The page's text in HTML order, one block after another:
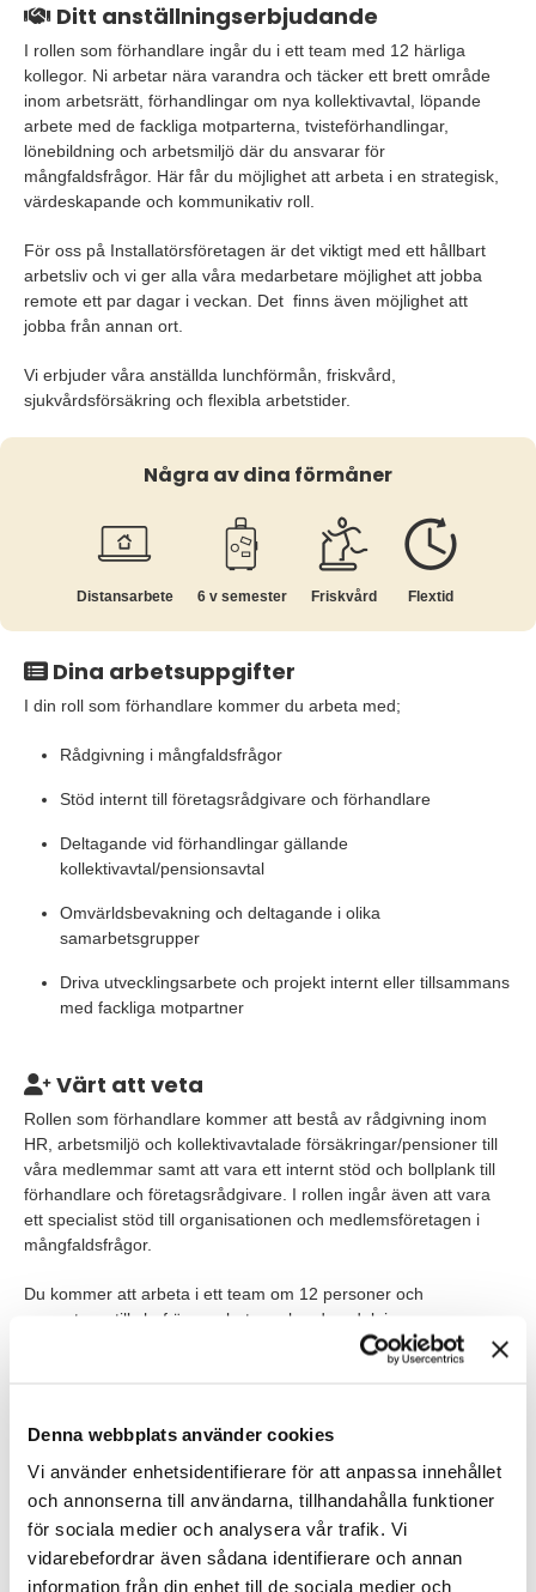
Denna webbplats använder cookies
Vi använder enhetsidentifierare för att anpassa innehållet
och annonserna till användarna, tillhandahålla funktioner
för sociala medier och analysera vår trafik. Vi
vidarebefordrar även sådana identifierare och annan
information från din enhet till de sociala medier och
Ditt anställningserbjudande
I rollen som förhandlare ingår du i ett team med 12 härliga
kollegor. Ni arbetar nära varandra och täcker ett brett område
inom arbetsrätt, förhandlingar om nya kollektivavtal, löpande
arbete med de fackliga motparterna, tvisteförhandlingar,
lönebildning och arbetsmiljö där du ansvarar för
mångfaldsfrågor. Här får du möjlighet att arbeta i en strategisk,
värdeskapande och kommunikativ roll.
För oss på Installatörsföretagen är det viktigt med ett hållbart
arbetsliv och vi ger alla våra medarbetare möjlighet att jobba
remote ett par dagar i veckan. Det finns även möjlighet att
jobba från annan ort.
Vi erbjuder våra anställda lunchförmån, friskvård,
sjukvårdsförsäkring och flexibla arbetstider.
Några av dina förmåner
Distansarbete 6 v semester Friskvård Flextid
Dina arbetsuppgifter
I din roll som förhandlare kommer du arbeta med;
Rådgivning i mångfaldsfrågor
Stöd internt till företagsrådgivare och förhandlare
Deltagande vid förhandlingar gällande
kollektivavtal/pensionsavtal
Omvärldsbevakning och deltagande i olika
samarbetsgrupper
Driva utvecklingsarbete och projekt internt eller tillsammans
med fackliga motpartner
Värt att veta
Rollen som förhandlare kommer att bestå av rådgivning inom
HR, arbetsmiljö och kollektivavtalade försäkringar/pensioner till
våra medlemmar samt att vara ett internt stöd och bollplank till
förhandlare och företagsrådgivare. I rollen ingår även att vara
ett specialist stöd till organisationen och medlemsföretagen i
mångfaldsfrågor.
Du kommer att arbeta i ett team om 12 personer och
rapporterar till chef över arbetsmarknadsavdelningen.
Hos oss på Installatörsföretagen har våra värdeord stor
värdeord; kreativitet, ödmjukhet och personlighet i vårt dagliga
arbete. Du kommer till en vänlig organisation där vi lyssnar på
varandra, delar med oss av vår kunskap och arbetar
gemensamt för att nå våra mål.
Våra förväntningar